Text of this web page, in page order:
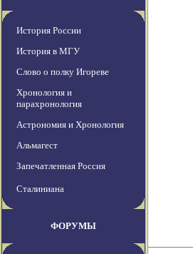
История России
История в МГУ
Слово о полку Игореве
Хронология и
парахронология
Астрономия и Хронология
Альмагест
Запечатленная Россия
Сталиниана
ФОРУМЫ